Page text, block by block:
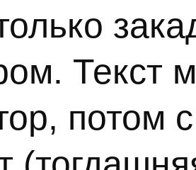
Текст
потом